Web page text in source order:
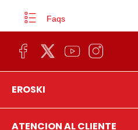
Faqs
EROSKI
ATENCION AL CLIENTE